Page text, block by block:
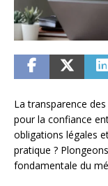
La transparence
pour la confiance
obligations légales
pratique ?
fondamentale du